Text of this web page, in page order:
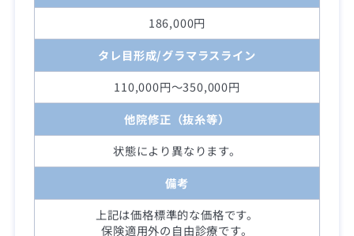
186,000円
タレ目形成/グラマラスライン
110,000円～350,000円
他院修正（抜糸等）
状態により異なります。
備考
上記は価格標準的な価格です。
保険適用外の自由診療です。